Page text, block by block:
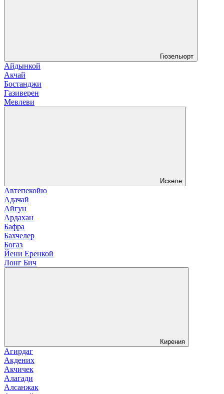
Гюзельюрт
Айдынкой
Акчай
Бостанджи
Газиверен
Мевлеви
Искеле
Автепекойю
Адачай
Айгун
Ардахан
Бафра
Бахчелер
Богаз
Йени Еренкой
Лонг Бич
Кирения
Агирдаг
Акдених
Акчичек
Алагади
Алсанжак